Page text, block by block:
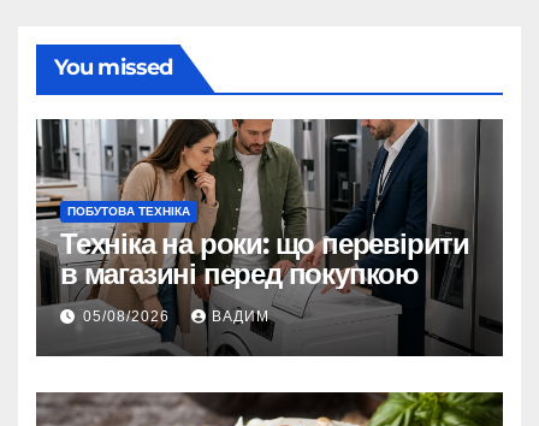
You missed
ПОБУТОВА ТЕХНІКА
Техніка на роки: що перевірити
в магазині перед покупкою
05/08/2026 ВАДИМ